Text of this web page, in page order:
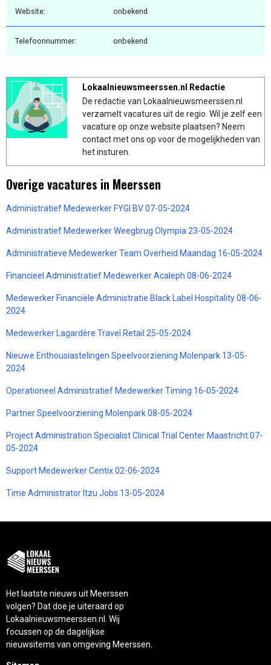
Website: onbekend
Telefoonnummer: onbekend
Lokaalnieuwsmeerssen.nl Redactie
De redactie van Lokaalnieuwsmeerssen.nl
verzamelt vacatures uit de regio. Wil je zelf een
vacature op onze website plaatsen? Neem
contact met ons op voor de mogelijkheden van
het insturen.
Overige vacatures in Meerssen
Administratief Medewerker FYGI BV 07-05-2024
Administratief Medewerker Weegbrug Olympia 23-05-2024
Administratieve Medewerker Team Overheid Maandag 16-05-2024
Financieel Administratief Medewerker Acaleph 08-06-2024
Medewerker Financiële Administratie Black Label Hospitality 08-06-
2024
Medewerker Lagardère Travel Retail 25-05-2024
Nieuwe Enthousiastelingen Speelvoorziening Molenpark 13-05-
2024
Operationeel Administratief Medewerker Timing 16-05-2024
Partner Speelvoorziening Molenpark 08-05-2024
Project Administration Specialist Clinical Trial Center Maastricht 07-
05-2024
Support Medewerker Centix 02-06-2024
Time Administrator Itzu Jobs 13-05-2024
Het laatste nieuws uit Meerssen
volgen? Dat doe je uiteraard op
Lokaalnieuwsmeerssen.nl. Wij
focussen op de dagelijkse
nieuwsitems van omgeving Meerssen.